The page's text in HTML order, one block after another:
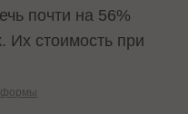
почти на 56%
Их стоимость при